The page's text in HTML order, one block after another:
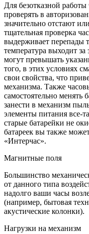
Для безотказной
проверять в
значительно отстают
тщательная проверка
выдерживает перепады
температура выходит
могут превышать
того, в этих условиях
свои свойства, что
механизма. Также
самостоятельно менять
занести в механизм
элементы питания все-
старые батарейки не
батареек вы также
«Интерчас».
Магнитные поля
Большинство
от данного типа
надолго ваши часы
(например, бытовая
акустические колонки).
Нагрузки на механизм